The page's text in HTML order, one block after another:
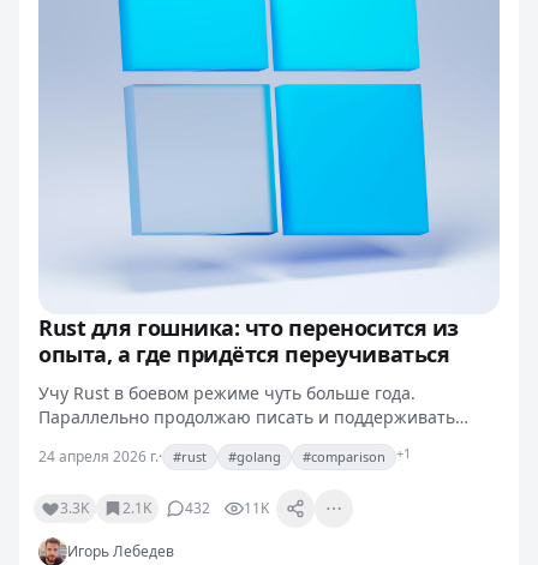
Rust для гошника: что переносится из
опыта, а где придётся переучиваться
Учу Rust в боевом режиме чуть больше года.
Параллельно продолжаю писать и поддерживать
сервисы на Go. Накопил список вещей, которые между
этими двумя языками либо переносятся легко, либо
24 апреля 2026 г.· #rust #golang #comparison +1
3.3K 2.1K 432 11K
Игорь Лебедев